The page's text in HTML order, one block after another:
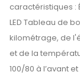
caractéristiques :
LED Tableau de
kilométrage, de
et de la
100/80 à l’avant